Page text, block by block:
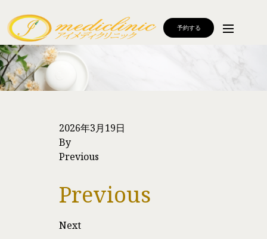
予約する
2026年3月19日
By
Previous
Previous
Next